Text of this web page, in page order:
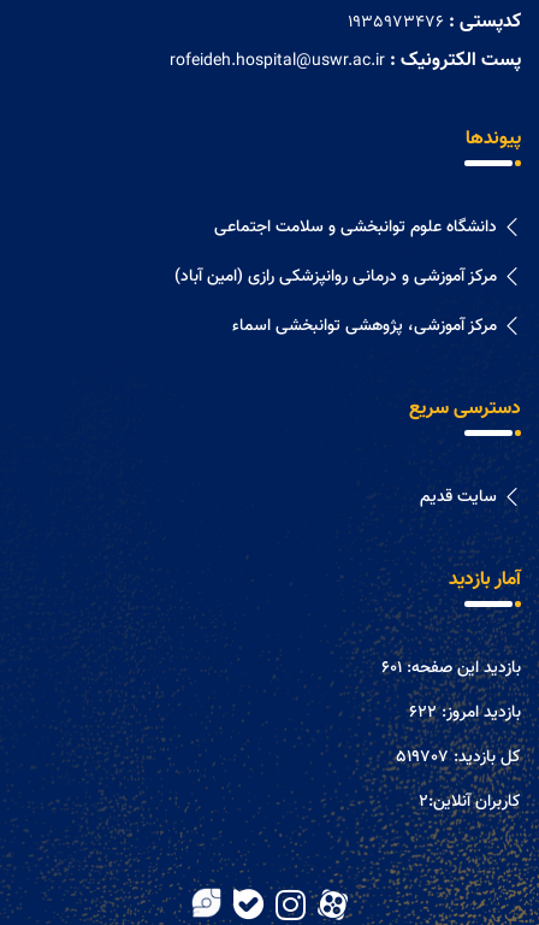
کدپستی : 1935973476
پست الکترونیک : rofeideh.hospital@uswr.ac.ir
پیوندها
دانشگاه علوم توانبخشی و سلامت اجتماعی
مرکز آموزشی و درمانی روانپزشکی رازی (امین آباد)
مرکز آموزشی، پژوهشی توانبخشی اسماء
دسترسی سریع
سایت قدیم
آمار بازدید
بازدید این صفحه:601
بازدید امروز:622
کل بازدید:519707
کاربران آنلاین:2